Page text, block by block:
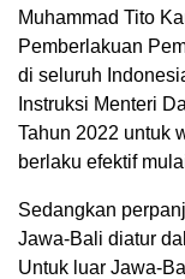
Muhammad Tito
Pemberlakuan
di seluruh
Instruksi Menteri
Tahun 2022 untuk
berlaku efektif
Sedangkan
Jawa-Bali diatur
Untuk luar Jawa-